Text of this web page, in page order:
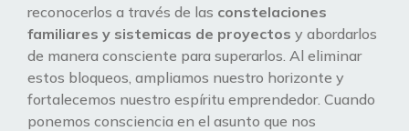
reconocerlos a través de las constelaciones
familiares y sistemicas de proyectos y abordarlos
de manera consciente para superarlos. Al eliminar
estos bloqueos, ampliamos nuestro horizonte y
fortalecemos nuestro espíritu emprendedor. Cuando
ponemos consciencia en el asunto que nos